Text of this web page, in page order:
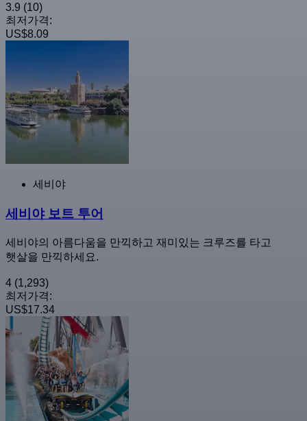
3.9 (10)
최저가격:
US$8.09
세비야
세비야 보트 투어
세비야의 아름다움을 만끽하고 재미있는 크루즈를 타고
햇살을 만끽하세요.
4 (1,293)
최저가격:
US$17.34